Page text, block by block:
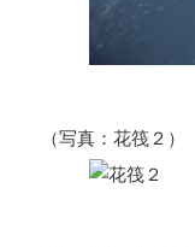
（写真：花筏２）